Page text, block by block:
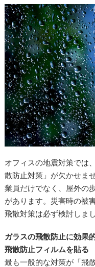
オフィスの地震対策では
散防止対策」が欠かせま
業員だけでなく、屋外の
があります。災害時の被
飛散対策は必ず検討しまし
ガラスの飛散防止に効果
飛散防止フィルムを貼る
最も一般的な対策が「飛